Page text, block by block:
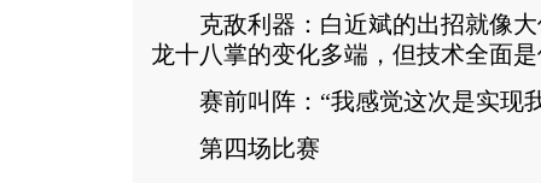
克敌利器：白近斌的出招就像大
龙十八掌的变化多端，但技术全面
赛前叫阵：“我感觉这次是实现
第四场比赛